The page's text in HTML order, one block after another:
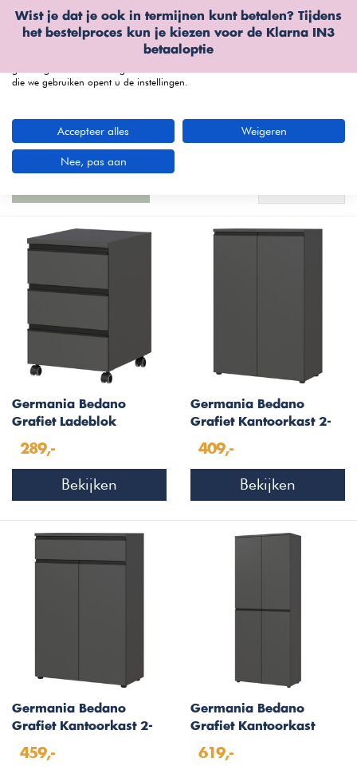
Wist je dat je ook in termijnen kunt betalen? Tijdens
het bestelproces kun je kiezen voor de Klarna IN3
betaaloptie
Germania Grafiet Serie: Stijlvolle Bureaus,
Kasten & Kantooropslag
Germania Bedano
Grafiet Ladeblok
289,-
Bekijken
Germania Bedano
Grafiet Kantoorkast 2-
409,-
Bekijken
Germania Bedano
Grafiet Kantoorkast 2-
459,-
Germania Bedano
Grafiet Kantoorkast
619,-
Wij gebruiken cookies
We kunnen deze plaatsen voor analyse van onze bezoekersgegevens, om
onze website te verbeteren, gepersonaliseerde inhoud te tonen en om u een
die we gebruiken opent u de instellingen.
Accepteer alles Weigeren
Nee, pas aan